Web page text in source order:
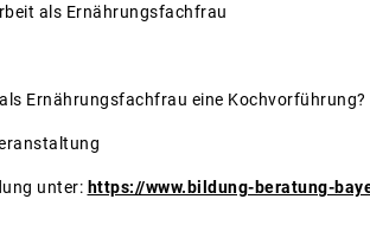
als Ernährungsfachfrau
Ernährungsfachfrau eine Kochvorführung?
unter: https://www.bildung-beratung-